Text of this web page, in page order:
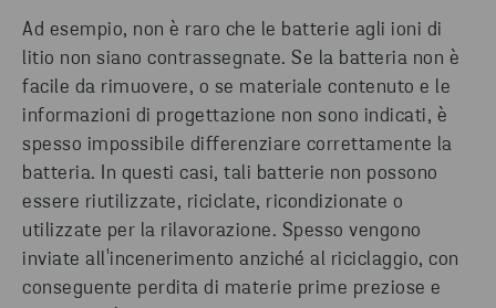
Ad esempio, non è raro che le batterie agli ioni di
litio non siano contrassegnate. Se la batteria non è
facile da rimuovere, o se materiale contenuto e le
informazioni di progettazione non sono indicati, è
spesso impossibile differenziare correttamente la
batteria. In questi casi, tali batterie non possono
essere riutilizzate, riciclate, ricondizionate o
utilizzate per la rilavorazione. Spesso vengono
inviate all'incenerimento anziché al riciclaggio, con
conseguente perdita di materie prime preziose e